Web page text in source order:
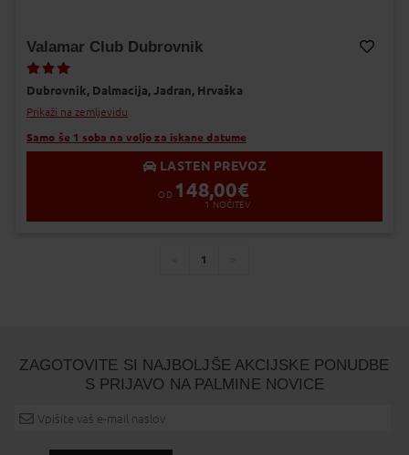
Valamar Club Dubrovnik
Dubrovnik, Dalmacija, Jadran, Hrvaška
Prikaži na zemljevidu
Samo še 1 soba na voljo za iskane datume
LASTEN PREVOZ
OD 148,00€
1 NOČITEV
You're
1
ZAGOTOVITE SI NAJBOLJŠE AKCIJSKE PONUDBE
S PRIJAVO NA PALMINE NOVICE